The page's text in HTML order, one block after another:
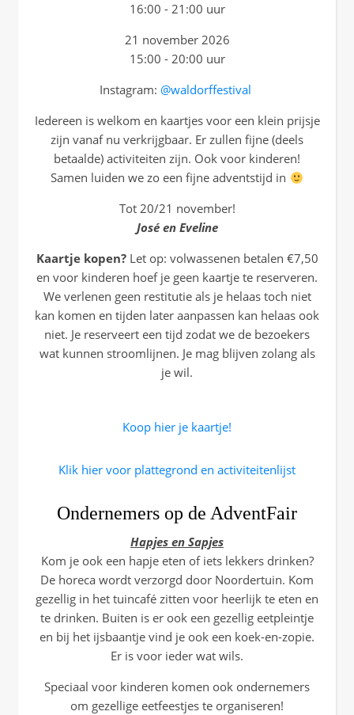
16:00 - 21:00 uur
21 november 2026
15:00 - 20:00 uur
Instagram: @waldorffestival
Iedereen is welkom en kaartjes voor een klein prijsje
zijn vanaf nu verkrijgbaar. Er zullen fijne (deels
betaalde) activiteiten zijn. Ook voor kinderen!
Samen luiden we zo een fijne adventstijd in
Tot 20/21 november!
José en Eveline
Kaartje kopen?Let op: volwassenen betalen €7,50
en voor kinderen hoef je geen kaartje te reserveren.
We verlenen geen restitutie als je helaas toch niet
kan komen en tijden later aanpassen kan helaas ook
niet. Je reserveert een tijd zodat we de bezoekers
wat kunnen stroomlijnen. Je mag blijven zolang als
je wil.
Koop hier je kaartje!
Klik hier voor plattegrond en activiteitenlijst
Ondernemers op de AdventFair
Hapjes en Sapjes
Kom je ook een hapje eten of iets lekkers drinken?
De horeca wordt verzorgd door Noordertuin. Kom
gezellig in het tuincafé zitten voor heerlijk te eten en
te drinken. Buiten is er ook een gezellig eetpleintje
en bij het ijsbaantje vind je ook een koek-en-zopie.
Er is voor ieder wat wils.
Speciaal voor kinderen komen ook ondernemers
om gezellige eetfeestjes te organiseren!